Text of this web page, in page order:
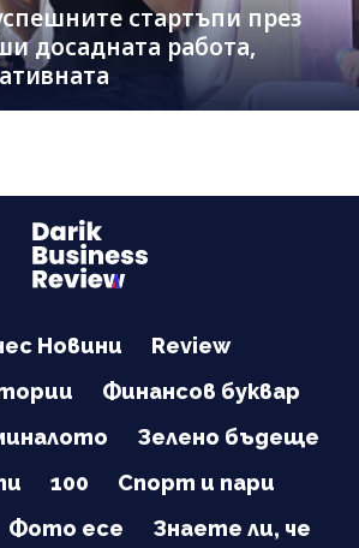
стартъпи през
досадната работа,
Новини
Review
Финансов буквар
Зелено бъдеще
100
Спорт и пари
Фото есе Знаете ли, че